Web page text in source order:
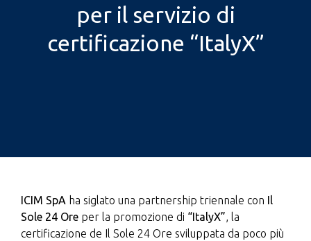
per il servizio di
certificazione “ItalyX”
ICIM SpA ha siglato una partnership triennale con Il
Sole 24 Ore per la promozione di “ItalyX”, la
certificazione de Il Sole 24 Ore sviluppata da poco più